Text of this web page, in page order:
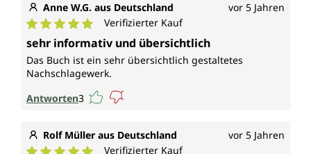
Anne W.G. aus Deutschland vor 5 Jahren
Durchschnittliche Bewertung von 5 von 5 Sternen
Verifizierter Kauf
sehr informativ und übersichtlich
Das Buch ist ein sehr übersichtlich gestaltetes
Nachschlagewerk.
Antworten3
Rolf Müller aus Deutschland vor 5 Jahren
Verifizierter Kauf